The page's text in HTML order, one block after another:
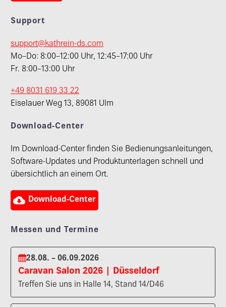
Support
support@kathrein-ds.com
Mo–Do: 8:00–12:00 Uhr, 12:45–17:00 Uhr
Fr. 8:00–13:00 Uhr
+49 8031 619 33 22
Eiselauer Weg 13, 89081 Ulm
Download-Center
Im Download-Center finden Sie Bedienungsanleitungen,
Software-Updates und Produktunterlagen schnell und
übersichtlich an einem Ort.
 Download-Center
Messen und Termine
28.08. – 06.09.2026
Caravan Salon 2026 | Düsseldorf
Treffen Sie uns in Halle 14, Stand 14/D46